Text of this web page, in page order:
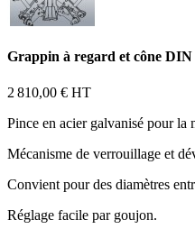
Grappin à regard et cône DIN
2 810,00 € HT
Pince en acier galvanisé pour la
Mécanisme de verrouillage et
Convient pour des diamètres
Réglage facile par goujon.